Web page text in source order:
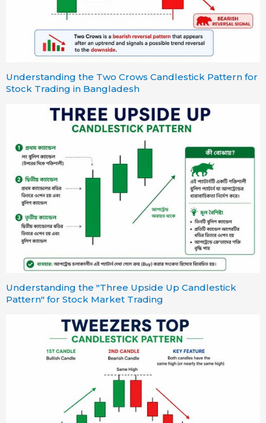
Understanding the Two Crows Candlestick Pattern for
Stock Trading in Bangladesh
Understanding the "Three Upside Up Candlestick
Pattern" for Stock Market Trading